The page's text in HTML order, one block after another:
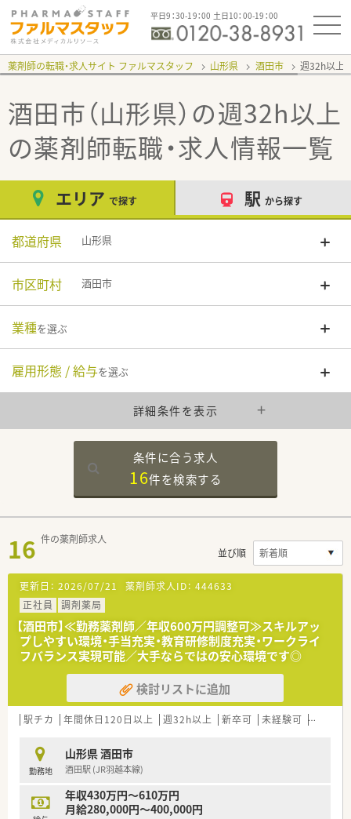
平日9：30-19：00 土日10：00-19：00
薬剤師の転職・求人サイト ファルマスタッフ 山形県 酒田市 週32h以上
酒田市（山形県）の週32h以上
の薬剤師転職・求人情報一覧
エリア で探す 駅 から探す
都道府県 山形県
市区町村 酒田市
業種を選ぶ
雇用形態 / 給与を選ぶ
詳細条件を表示
条件に合う求人
16件を検索する
16 件の薬剤師求人
並び順
更新日： 2026/07/21 薬剤師求人ID： 444633
正社員
調剤薬局
【酒田市】≪勤務薬剤師／年収600万円調整可≫スキルアッ
プしやすい環境・手当充実・教育研修制度充実・ワークライ
フバランス実現可能／大手ならではの安心環境です◎
検討リストに追加
駅チカ 年間休日120日以上 週32h以上 新卒可 未経験可 ブラン
勤務地
山形県 酒田市
酒田駅 (JR羽越本線)
年収430万円～610万円
月給280,000円～400,000円